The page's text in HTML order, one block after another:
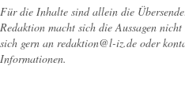
Für die Inhalte sind allein die
Redaktion macht sich die Aussagen
sich gern an redaktion@l-iz.de oder
Informationen.